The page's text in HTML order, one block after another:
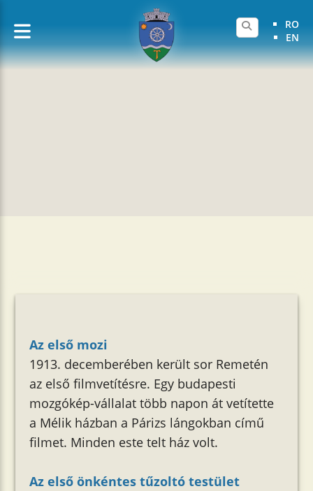
RO
EN
Az első mozi
1913. decemberében került sor Remetén
az első filmvetítésre. Egy budapesti
mozgókép-vállalat több napon át vetítette
a Mélik házban a Párizs lángokban című
filmet. Minden este telt ház volt.
Az első önkéntes tűzoltó testület